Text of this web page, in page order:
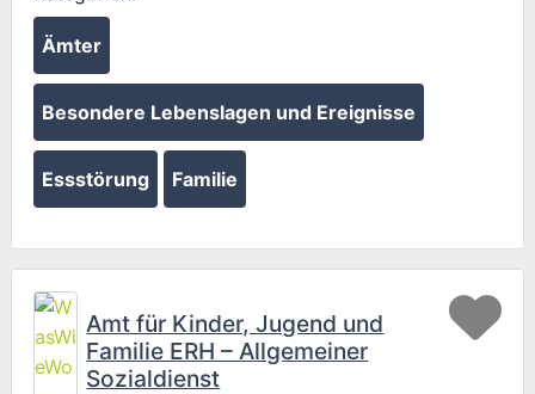
Ämter
Besondere Lebenslagen und Ereignisse
Essstörung Familie
Amt für Kinder, Jugend und
Familie ERH – Allgemeiner
Sozialdienst